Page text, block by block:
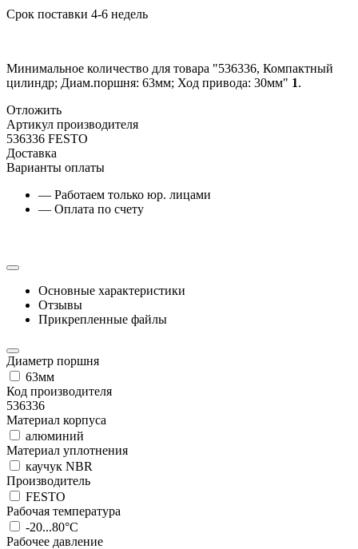
Срок поставки 4-6 недель
Минимальное количество для товара "536336, Компактный
цилиндр; Диам.поршня: 63мм; Ход привода: 30мм" 1.
Отложить
Артикул производителя
536336 FESTO
Доставка
Варианты оплаты
— Работаем только юр. лицами
— Оплата по счету
Основные характеристики
Отзывы
Прикрепленные файлы
Диаметр поршня
63мм
Код производителя
536336
Материал корпуса
алюминий
Материал уплотнения
каучук NBR
Производитель
FESTO
Рабочая температура
-20...80°C
Рабочее давление